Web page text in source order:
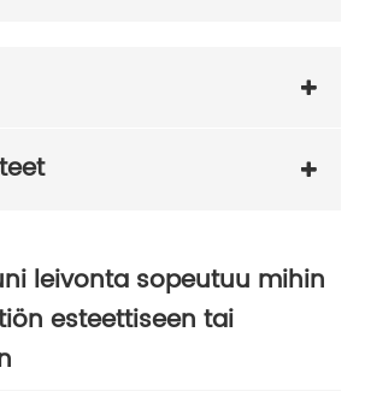
leivonta sopeutuu mihin
esteettiseen tai